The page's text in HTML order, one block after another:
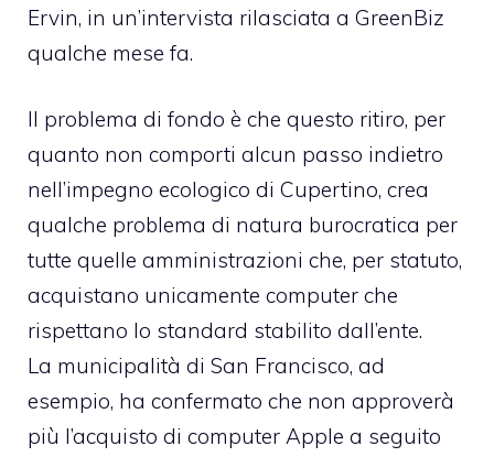
Ervin, in un’intervista rilasciata a GreenBiz
qualche mese fa.
Il problema di fondo è che questo ritiro, per
quanto non comporti alcun passo indietro
nell’impegno ecologico di Cupertino, crea
qualche problema di natura burocratica per
tutte quelle amministrazioni che, per statuto,
acquistano unicamente computer che
rispettano lo standard stabilito dall’ente.
La municipalità di San Francisco, ad
esempio, ha confermato che non approverà
più l’acquisto di computer Apple a seguito